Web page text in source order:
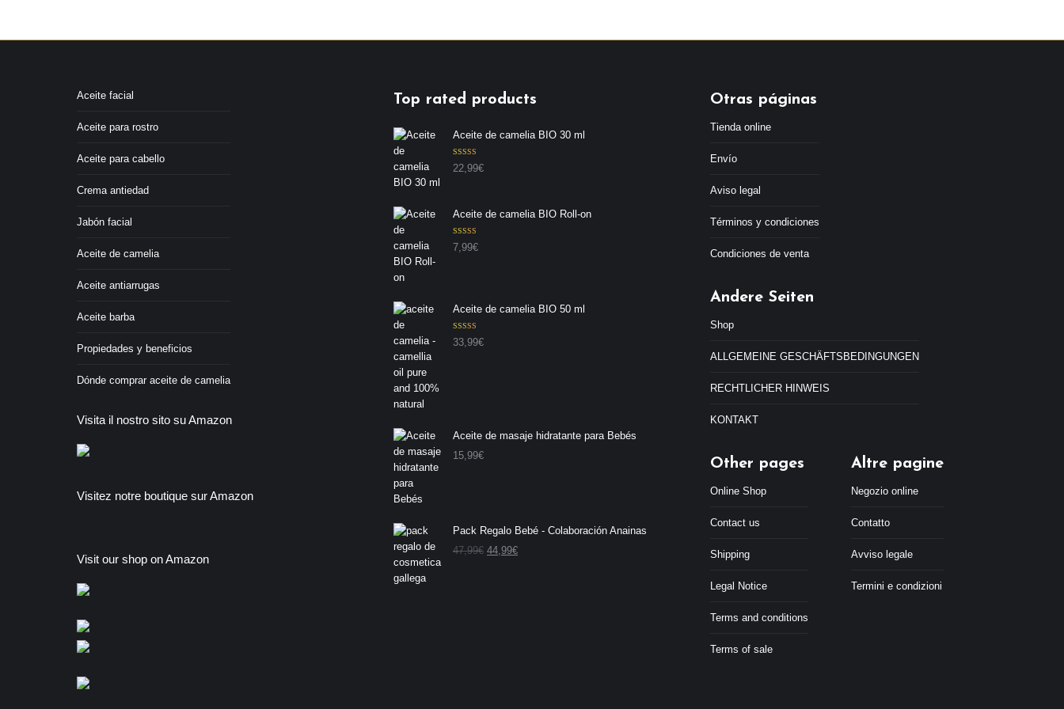
Aceite facial
Aceite para rostro
Aceite para cabello
Crema antiedad
Jabón facial
Aceite de camelia
Aceite antiarrugas
Aceite barba
Propiedades y beneficios
Dónde comprar aceite de camelia
Visita il nostro sito su Amazon
Visitez notre boutique sur Amazon
Visit our shop on Amazon
Top rated products
Aceite de camelia BIO 30 ml
Valorado con
5.00de 5
22,99€
Aceite de camelia BIO Roll-on
Valorado con
5.00de 5
7,99€
Aceite de camelia BIO 50 ml
Valorado con
5.00de 5
33,99€
Aceite de masaje hidratante para Bebés
15,99€
Pack Regalo Bebé - Colaboración Anainas
47,99€ E
44,99€E
Otras páginas
Tienda online
Envío
Aviso legal
Términos y condiciones
Condiciones de venta
Andere Seiten
Shop
ALLGEMEINE GESCHÄFTSBEDINGUNGEN
RECHTLICHER HINWEIS
KONTAKT
Other pages
Online Shop
Contact us
Shipping
Legal Notice
Terms and conditions
Terms of sale
Altre pagine
Negozio online
Contatto
Avviso legale
Termini e condizioni